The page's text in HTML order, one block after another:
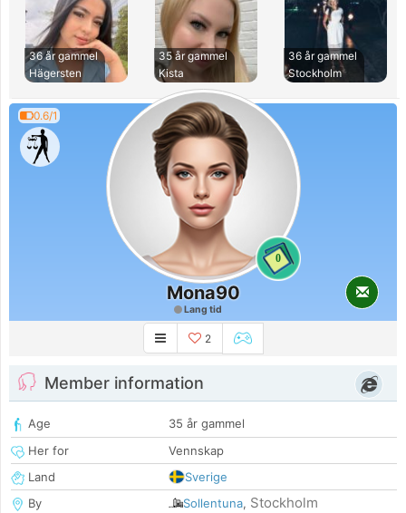
36 år gammel
Hägersten
35 år gammel
Kista
36 år gammel
Stockholm
0.6/1
0
Mona90
Lang tid
2
Member information
Age
35 år gammel
Her for
Vennskap
Land
Sverige
By
Sollentuna, Stockholm